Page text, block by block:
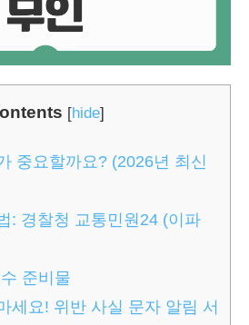
[hide]
중요할까요? (2026년 최신
: 경찰청 교통민원24 (이파
준비물
세요! 위반 사실 문자 알림 서